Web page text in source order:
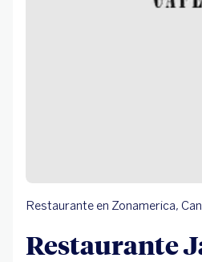
Restaurante en Zonamerica,
Restaurante